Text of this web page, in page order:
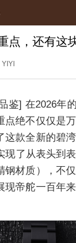
点，还有这
] 在2026年的
点绝不仅仅是
款全新的碧
现了从表头到
材质），不
现帝舵一百年